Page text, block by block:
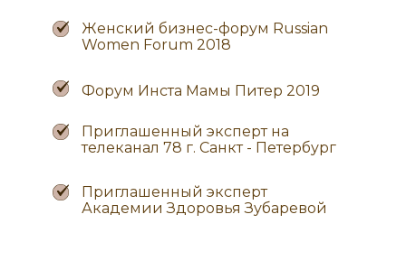
Женский бизнес-форум Russian
Women Forum 2018
Форум Инста Мамы Питер 2019
Приглашенный эксперт на
телеканал 78 г. Санкт - Петербург
Приглашенный эксперт
Академии Здоровья Зубаревой